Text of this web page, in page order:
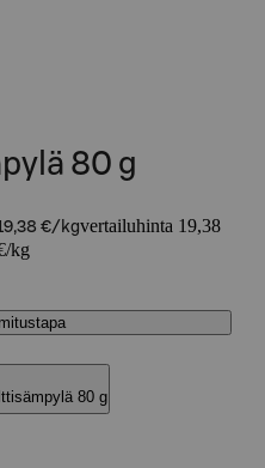
80 g
€/kgvertailuhinta 19,38
kg
80 g